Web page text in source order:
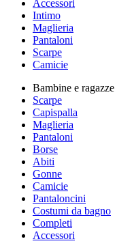
Accessori
Intimo
Maglieria
Pantaloni
Scarpe
Camicie
Bambine e ragazze
Scarpe
Capispalla
Maglieria
Pantaloni
Borse
Abiti
Gonne
Camicie
Pantaloncini
Costumi da bagno
Completi
Accessori